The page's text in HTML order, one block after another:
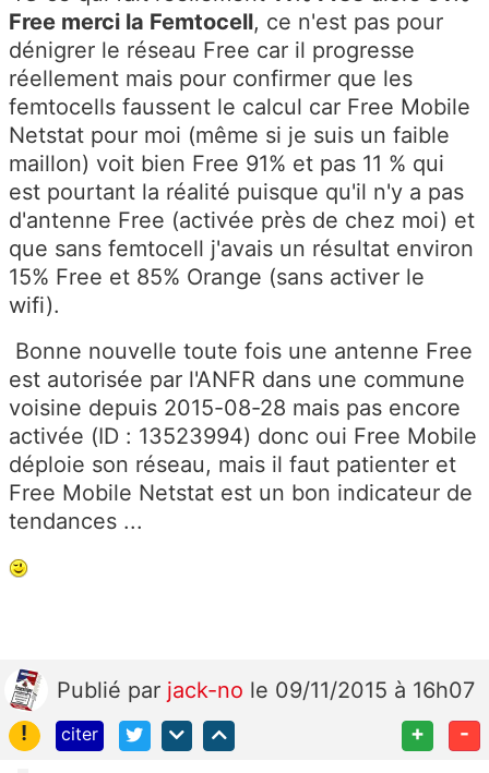
Free merci la Femtocell, ce n'est pas pour
dénigrer le réseau Free car il progresse
réellement mais pour confirmer que les
femtocells faussent le calcul car Free Mobile
Netstat pour moi (même si je suis un faible
maillon) voit bien Free 91% et pas 11 % qui
est pourtant la réalité puisque qu'il n'y a pas
d'antenne Free (activée près de chez moi) et
que sans femtocell j'avais un résultat environ
15% Free et 85% Orange (sans activer le
wifi).
Bonne nouvelle toute fois une antenne Free
est autorisée par l'ANFR dans une commune
voisine depuis 2015-08-28 mais pas encore
activée (ID : 13523994) donc oui Free Mobile
déploie son réseau, mais il faut patienter et
Free Mobile Netstat est un bon indicateur de
tendances ...
Publié par jack-no le 09/11/2015 à 16h07
!
citer + -